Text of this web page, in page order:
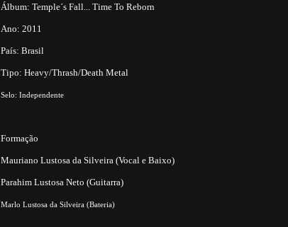
Álbum: Temple´s Fall... Time To Reborn
Ano: 2011
País: Brasil
Tipo: Heavy/Thrash/Death Metal
Selo: Independente
Formação
Mauriano Lustosa da Silveira (Vocal e Baixo)
Parahim Lustosa Neto (Guitarra)
Marlo Lustosa da Silveira (Bateria)